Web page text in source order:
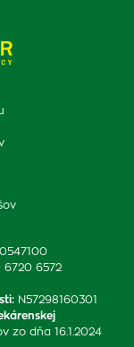
6572
: N57298160301
zo dňa 16.1.2024